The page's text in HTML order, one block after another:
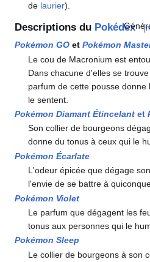
de laurier).
Descriptions du Pokédex [
Pokémon GO et Pokémon
Le cou de Macronium est
Dans chacune d'elles se
parfum de cette pousse
le sentent.
Pokémon Diamant Étincelant et
Son collier de bourgeons
donne du tonus à ceux qui le
Pokémon Écarlate
L'odeur épicée que dégage
l'envie de se battre à
Pokémon Violet
Le parfum que dégagent les
tonus aux personnes qui le
Pokémon Sleep
Le collier de bourgeons à son